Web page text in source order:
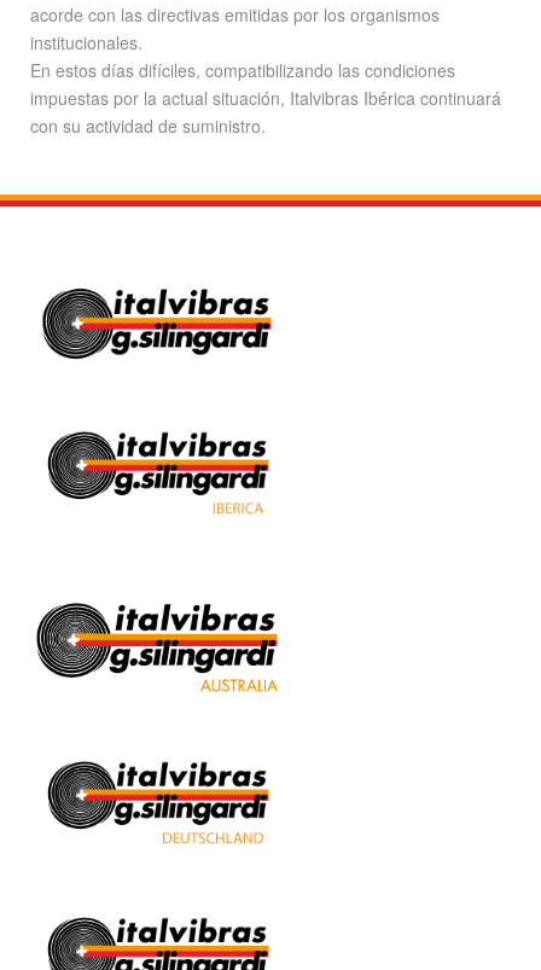
acorde con las directivas emitidas por los organismos
institucionales.
En estos días difíciles, compatibilizando las condiciones
impuestas por la actual situación, Italvibras Ibérica continuará
con su actividad de suministro.